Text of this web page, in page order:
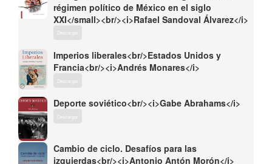
régimen político de México en el siglo
XXI</small><br/><i>Rafael Sandoval Álvarez</i>
Descargar
Imperios liberales<br/>Estados Unidos y
Francia<br/><i>Andrés Monares</i>
Descargar
Deporte soviético<br/><i>Gabe Abrahams</i>
Descargar
Cambio de ciclo. Desafíos para las
izquierdas<br/><i>Antonio Antón Morón</i>